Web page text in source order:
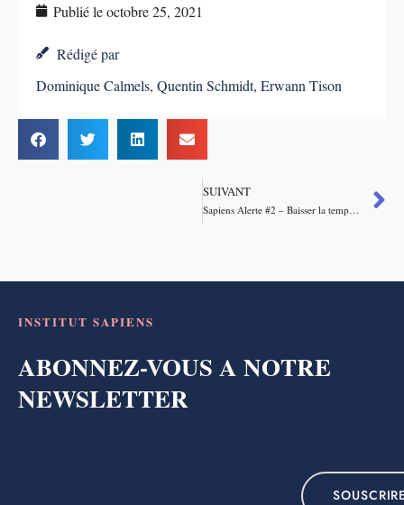
Publié leoctobre 25, 2021
Rédigé par
Dominique Calmels, Quentin Schmidt, Erwann Tison
SUIVANT
Sapiens Alerte #2 – Baisser la température
INSTITUT SAPIENS
ABONNEZ-VOUS A NOTRE
NEWSLETTER